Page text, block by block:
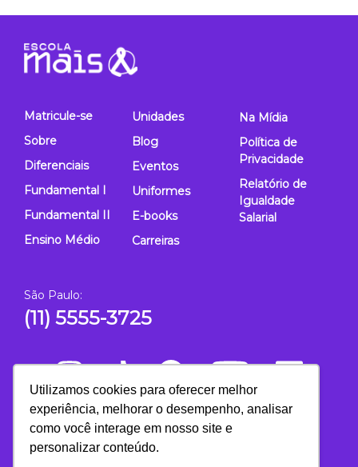
Utilizamos cookies para oferecer melhor
experiência, melhorar o desempenho, analisar
como você interage em nosso site e
personalizar conteúdo.
Matricule-se
Sobre
Diferenciais
Fundamental I
Fundamental II
Ensino Médio
Unidades
Blog
Eventos
Uniformes
E-books
Carreiras
Na Mídia
Política de
Privacidade
Relatório de
Igualdade
Salarial
São Paulo:
(11) 5555-3725